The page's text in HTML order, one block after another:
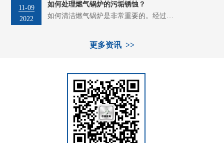
11-09
2022
如何处理燃气锅炉的污垢锈蚀？
如何清洁燃气锅炉是非常重要的。经过…
更多资讯 >>